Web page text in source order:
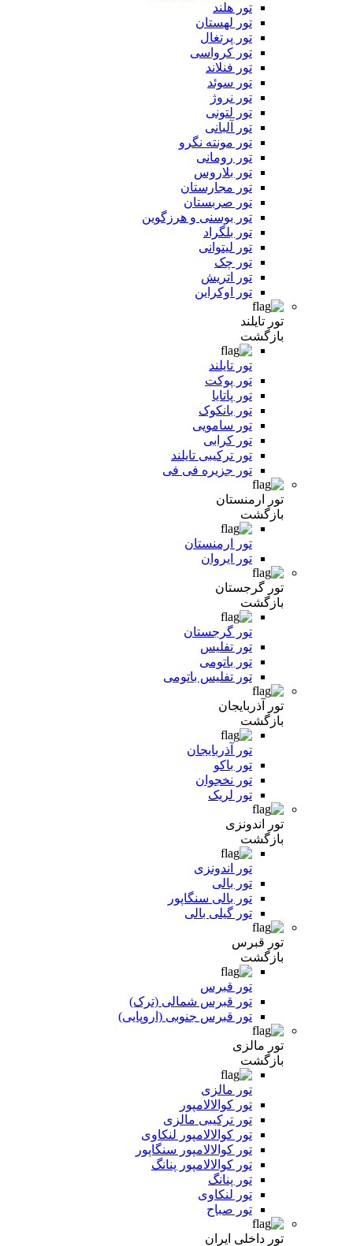
تور هلند
تور لهستان
تور پرتغال
تور کرواسی
تور فنلاند
تور سوئد
تور نروژ
تور لتونی
تور آلبانی
تور مونته نگرو
تور رومانی
تور بلاروس
تور مجارستان
تور صربستان
تور بوسنی و هرزگوین
تور بلگراد
تور لیتوانی
تور چک
تور اتریش
تور اوکراین
تور تایلند
بازگشت
تور تایلند
تور پوکت
تور پاتایا
تور بانکوک
تور سامویی
تور کرابی
تور ترکیبی تایلند
تور جزیره فی فی
تور ارمنستان
بازگشت
تور ارمنستان
تور ایروان
تور گرجستان
بازگشت
تور گرجستان
تور تفلیس
تور باتومی
تور تفلیس باتومی
تور آذربایجان
بازگشت
تور آذربایجان
تور باکو
تور نخجوان
تور لریک
تور اندونزی
بازگشت
تور اندونزی
تور بالی
تور بالی سنگاپور
تور گیلی بالی
تور قبرس
بازگشت
تور قبرس
تور قبرس شمالی (ترک)
تور قبرس جنوبی (اروپایی)
تور مالزی
بازگشت
تور مالزی
تور کوالالامپور
تور ترکیبی مالزی
تور کوالالامپور لنکاوی
تور کوالالامپور سنگاپور
تور کوالالامپور پنانگ
تور پنانگ
تور لنکاوی
تور صباح
تور داخلی ایران